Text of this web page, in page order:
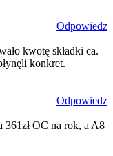
Odpowiedz
kwotę składki ca.
konkret.
Odpowiedz
361zł OC na rok, a A8